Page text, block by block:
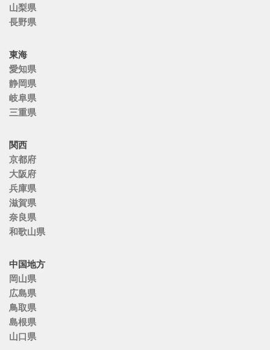
山梨県
長野県
東海
愛知県
静岡県
岐阜県
三重県
関西
京都府
大阪府
兵庫県
滋賀県
奈良県
和歌山県
中国地方
岡山県
広島県
鳥取県
島根県
山口県